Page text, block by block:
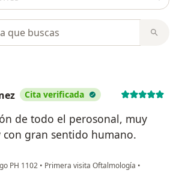
Cita verificada
de todo el perosonal, muy
con gran sentido humano.
PH 1102 • Primera visita Oftalmología •
Martínez